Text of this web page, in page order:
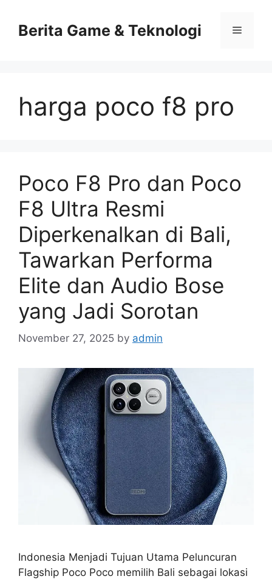
contentBerita Game & Teknologi Menu
harga poco f8 pro
Poco F8 Pro dan Poco
F8 Ultra Resmi
Diperkenalkan di Bali,
Tawarkan Performa
Elite dan Audio Bose
yang Jadi Sorotan
November 27, 2025 by admin
Indonesia Menjadi Tujuan Utama Peluncuran
Flagship Poco Poco memilih Bali sebagai lokasi